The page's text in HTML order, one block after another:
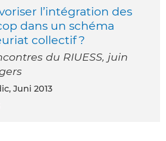
l’intégration des
dans un schéma
collectif ?
du RIUESS, juin
Juni 2013